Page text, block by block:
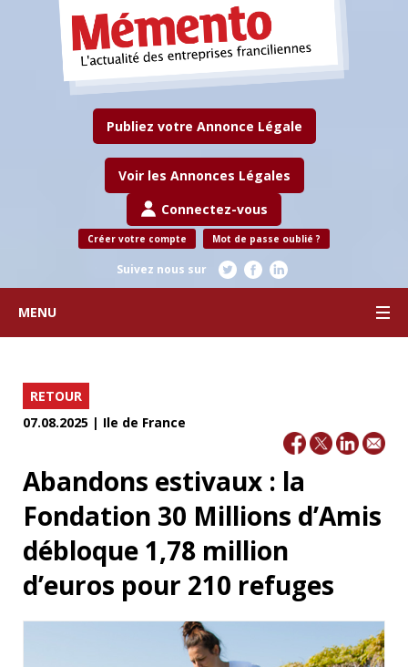
Publiez votre Annonce Légale
Voir les Annonces Légales
Connectez-vous
Créer votre compte Mot de passe oublié ?
Suivez nous sur
MENU
RETOUR
07.08.2025 | Ile de France
Abandons estivaux : la
Fondation 30 Millions d’Amis
débloque 1,78 million
d’euros pour 210 refuges